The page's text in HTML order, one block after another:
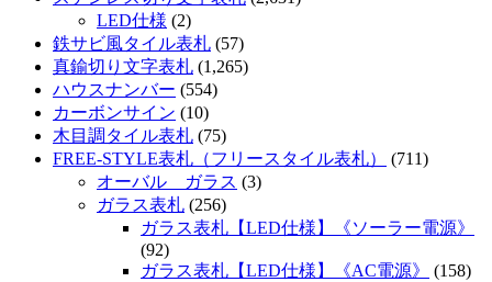
LED仕様 (2)
鉄サビ風タイル表札 (57)
真鍮切り文字表札 (1,265)
ハウスナンバー (554)
カーボンサイン (10)
木目調タイル表札 (75)
FREE-STYLE表札（フリースタイル表札）
(711)
オーバル ガラス (3)
ガラス表札 (256)
ガラス表札【LED仕様】《ソーラー電源》
(92)
ガラス表札【LED仕様】《AC電源》
(158)